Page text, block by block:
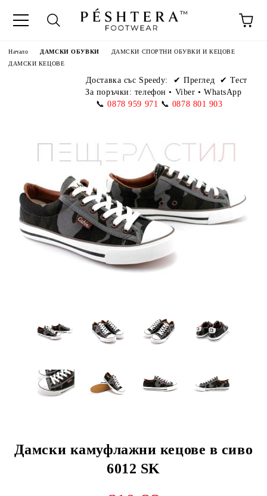
Начало ДАМСКИ ОБУВКИ
ДАМСКИ СПОРТНИ ОБУВКИ И КЕЦОВЕ
ДАМСКИ КЕЦОВЕ
Доставка със Speedy:
✔ Преглед ✔ Тест
За поръчки: телефон• Viber • WhatsApp
📞 0878 959 971 📞 0878 801 903
Дамски камуфлажни кецове в сиво
6012 SK